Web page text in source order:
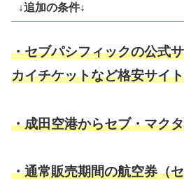
↓追加の条件↓
・セブパシフィックの公式
カイチケットなど格安サイ
・成田空港からセブ・マク
・通常販売期間の航空券（